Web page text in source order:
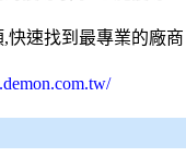
快速找到最專業的廠商